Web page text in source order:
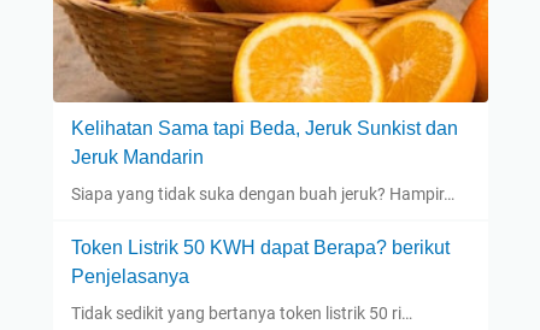
Kelihatan Sama tapi Beda, Jeruk Sunkist dan
Jeruk Mandarin
Siapa yang tidak suka dengan buah jeruk? Hampir…
Token Listrik 50 KWH dapat Berapa? berikut
Penjelasanya
Tidak sedikit yang bertanya token listrik 50 ri…